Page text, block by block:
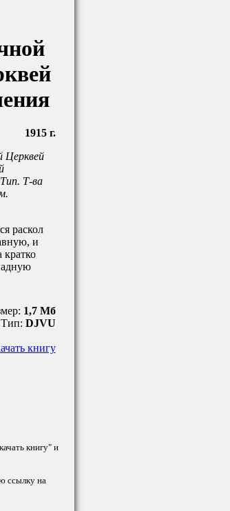
1915 г.
Церквей
Т-ва
раскол
и
1,7 Мб
Тип: DJVU
книгу" и
ссылку на